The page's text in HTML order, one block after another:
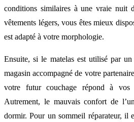
conditions similaires à une vraie nuit
vêtements légers, vous êtes mieux
est adapté à votre morphologie.
Ensuite, si le matelas est utilisé par
magasin accompagné de votre
votre futur couchage répond à
Autrement, le mauvais confort de
dormir. Pour un sommeil réparateur, il